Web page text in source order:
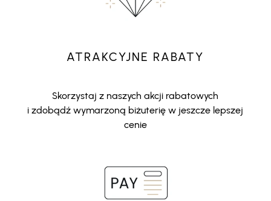
ATRAKCYJNE RABATY
Skorzystaj z naszych akcji rabatowych
i zdobądź wymarzoną biżuterię w jeszcze lepszej
cenie